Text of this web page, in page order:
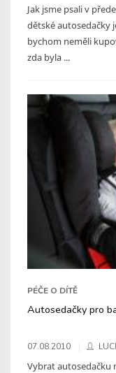
Jak jsme psali v
dětské autosedačky
bychom neměli
zda byla ...
PÉČE O DÍTĚ
Autosedačky pro
07.08.2010
Vybrat autosedačku